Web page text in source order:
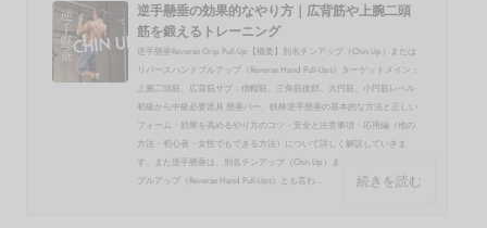
逆手懸垂の効果的なやり方｜広背筋や上腕二頭
筋を鍛えるトレーニング
逆手懸垂Reverse Grip Pull-Up【概要】別名チンアップ（Chin Up）または
リバースハンドプルアップ（Reverse Hand Pull-Ups）ターゲットメイン：
上腕二頭筋、広背筋サブ：僧帽筋、三角筋後部、大円筋、小円筋レベル
初級から中級必要器具 懸垂バー、鉄棒逆手懸垂の基本的な方法と正しい
フォーム・効果を高めるやり方のコツ・安全と注意事項・応用編（他の
方法・初心者・女性でもできる方法）について詳しく解説していきま
す。また逆手懸垂は、別名チンアップ（Chin Up）またはリバースハンド
プルアップ（Reverse Hand Pull-Ups）とも言わ...
続きを読む